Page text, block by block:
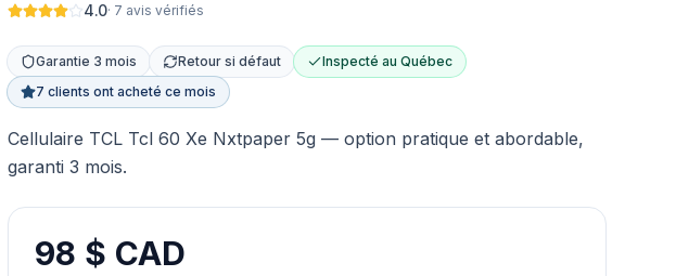
4.0· 7 avis vérifiés
Garantie 3 mois Retour si défaut
Inspecté au Québec
7 clients ont acheté ce mois
Cellulaire TCL Tcl 60 Xe Nxtpaper 5g — option pratique et abordable,
garanti 3 mois.
98 $ CAD